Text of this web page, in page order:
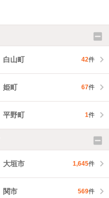
白山町 42件
姫町 67件
平野町 1件
大垣市 1,645件
関市 569件